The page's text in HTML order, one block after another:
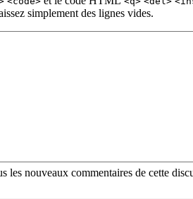
simplement des lignes vides.
les nouveaux commentaires de cette